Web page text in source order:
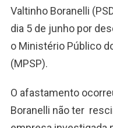
Valtinho Boranelli
dia 5 de junho por
o Ministério Público
(MPSP).
O afastamento
Boranelli não ter